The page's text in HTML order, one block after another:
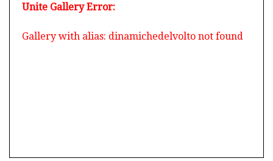
Unite Gallery Error:
Gallery with alias: dinamichedelvolto not found